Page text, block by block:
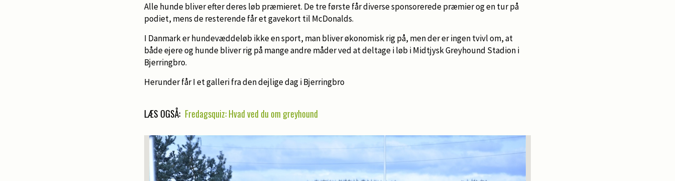
Alle hunde bliver efter deres løb præmieret. De tre første får diverse sponsorerede præmier og en tur på
podiet, mens de resterende får et gavekort til McDonalds.
I Danmark er hundevæddeløb ikke en sport, man bliver økonomisk rig på, men der er ingen tvivl om, at
både ejere og hunde bliver rig på mange andre måder ved at deltage i løb i Midtjysk Greyhound Stadion i
Bjerringbro.
Herunder får I et galleri fra den dejlige dag i Bjerringbro
LÆS OGSÅ: Fredagsquiz: Hvad ved du om greyhound